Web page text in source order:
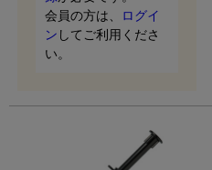
会員の方は、
ログイ
ン してご利用くださ
い。